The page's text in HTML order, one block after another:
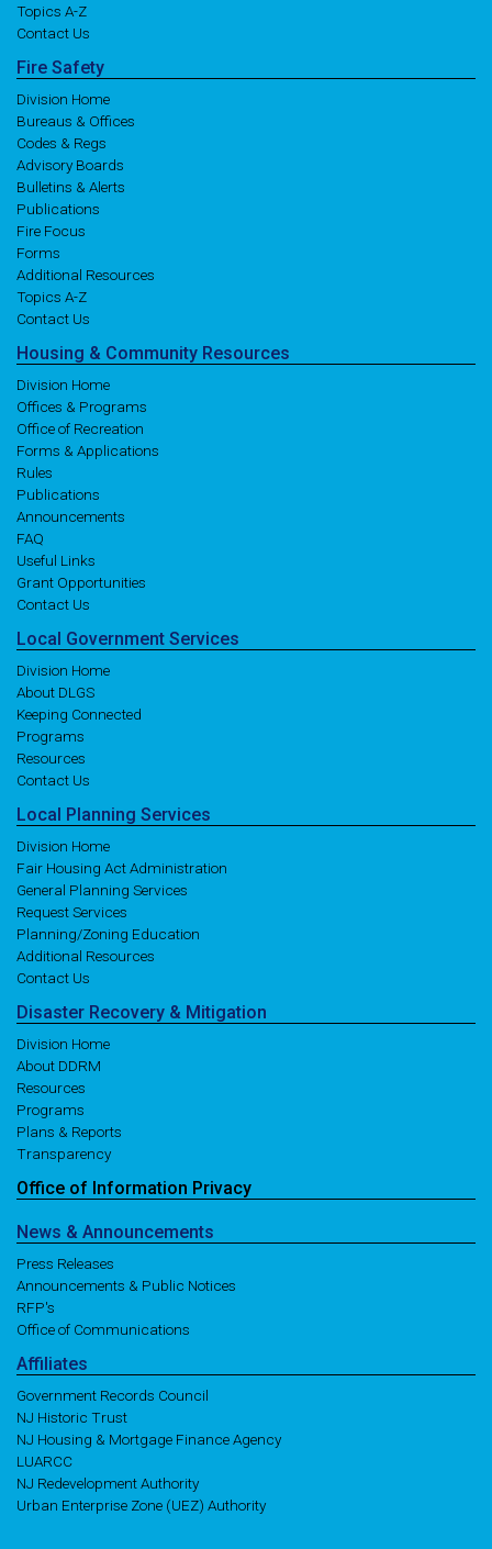
Topics A-Z
Contact Us
Fire Safety
Division Home
Bureaus & Offices
Codes & Regs
Advisory Boards
Bulletins & Alerts
Publications
Fire Focus
Forms
Additional Resources
Topics A-Z
Contact Us
Housing & Community Resources
Division Home
Offices & Programs
Office of Recreation
Forms & Applications
Rules
Publications
Announcements
FAQ
Useful Links
Grant Opportunities
Contact Us
Local Government Services
Division Home
About DLGS
Keeping Connected
Programs
Resources
Contact Us
Local Planning Services
Division Home
Fair Housing Act Administration
General Planning Services
Request Services
Planning/Zoning Education
Additional Resources
Contact Us
Disaster Recovery & Mitigation
Division Home
About DDRM
Resources
Programs
Plans & Reports
Transparency
Office of Information Privacy
News & Announcements
Press Releases
Announcements & Public Notices
RFP's
Office of Communications
Affiliates
Government Records Council
NJ Historic Trust
NJ Housing & Mortgage Finance Agency
LUARCC
NJ Redevelopment Authority
Urban Enterprise Zone (UEZ) Authority